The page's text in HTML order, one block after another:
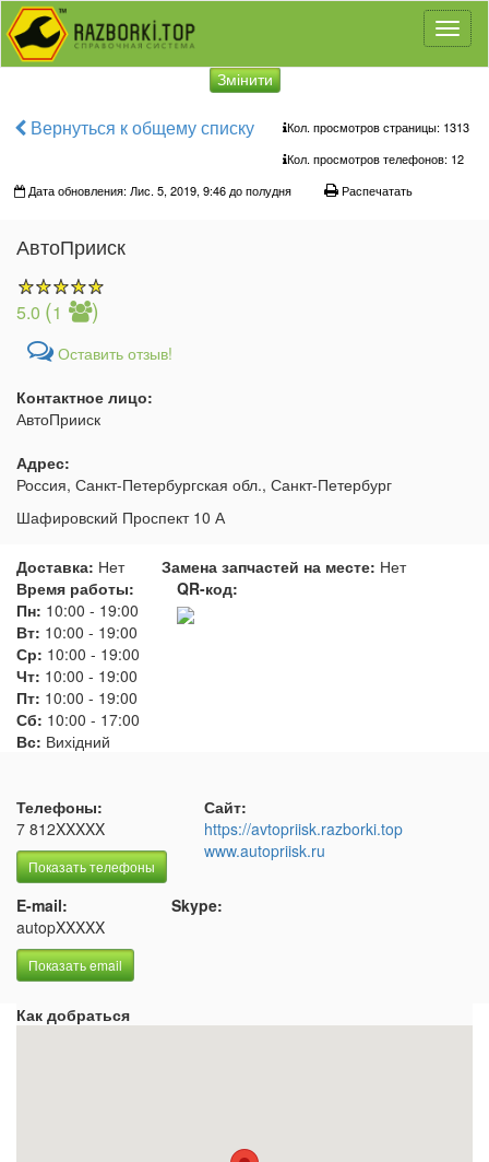
Змінити
Вернуться к общему списку
Кол. просмотров страницы: 1313
Кол. просмотров телефонов: 12
Дата обновления: Лис. 5, 2019, 9:46 до полудня
Распечатать
АвтоПрииск
5.0 (1 )
Оставить отзыв!
Контактное лицо:
АвтоПрииск
Адрес:
Россия, Санкт-Петербургская обл., Санкт-Петербург
Шафировский Проспект 10 А
Доставка: Нет Замена запчастей на месте: Нет
Время работы:
Пн: 10:00 - 19:00
Вт: 10:00 - 19:00
Ср: 10:00 - 19:00
Чт: 10:00 - 19:00
Пт: 10:00 - 19:00
Сб: 10:00 - 17:00
Вс: Вихідний
QR-код:
Телефоны:
7 812XXXXX
Показать телефоны
Сайт:
https://avtopriisk.razborki.top
www.autopriisk.ru
E-mail:
autopXXXXX
Показать email
Skype:
Как добраться